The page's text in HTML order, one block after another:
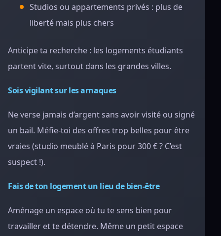
Studios ou appartements privés : plus de
liberté mais plus chers
Anticipe ta recherche : les logements étudiants
partent vite, surtout dans les grandes villes.
Sois vigilant sur les arnaques
Ne verse jamais d’argent sans avoir visité ou signé
un bail. Méfie-toi des offres trop belles pour être
vraies (studio meublé à Paris pour 300 € ? C’est
suspect !).
Fais de ton logement un lieu de bien-être
Aménage un espace où tu te sens bien pour
travailler et te détendre. Même un petit espace